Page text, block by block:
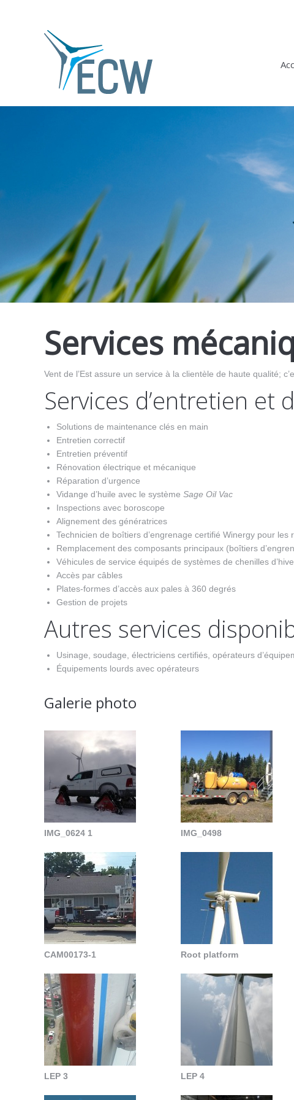
Services
Vent de l’Est assure un service à la clientèle de haute qualité;
Services d’entretien et
Solutions de maintenance clés en main
Entretien correctif
Entretien préventif
Rénovation électrique et mécanique
Réparation d’urgence
Vidange d’huile avec le système Sage Oil Vac
Inspections avec boroscope
Alignement des génératrices
Technicien de boîtiers d’engrenage certifié Winergy pour
Remplacement des composants principaux (boîtiers
Véhicules de service équipés de systèmes de chenilles
Accès par câbles
Plates-formes d’accès aux pales à 360 degrés
Gestion de projets
Autres services
Usinage, soudage, électriciens certifiés, opérateurs
Équipements lourds avec opérateurs
Galerie photo
IMG_0624 1 IMG_0498
CAM00173-1 Root platform
LEP 3 LEP 4